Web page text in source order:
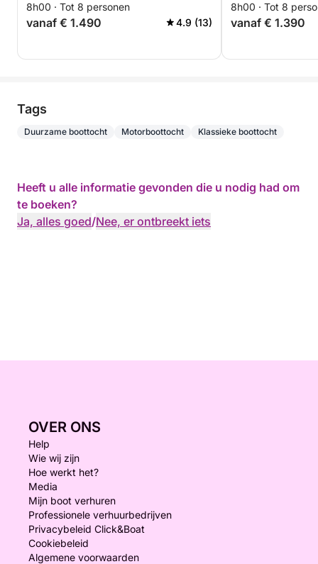
8h00 · Tot 8 personen
vanaf € 1.490 4.9 (13)
8h00 · Tot 8
vanaf € 1.390
Tags
Duurzame boottocht Motorboottocht Klassieke boottocht
Heeft u alle informatie gevonden die u nodig had om
te boeken?
Ja, alles goed/Nee, er ontbreekt iets
OVER ONS
Help
Wie wij zijn
Hoe werkt het?
Media
Mijn boot verhuren
Professionele verhuurbedrijven
Privacybeleid Click&Boat
Cookiebeleid
Algemene voorwaarden